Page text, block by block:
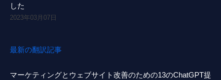
した
2023年03月07日
最新の翻訳記事
マーケティングとウェブサイト改善のための13のChatGPT提